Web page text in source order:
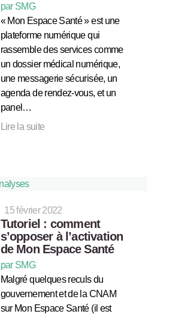
par SMG
« Mon Espace Santé » est une
plateforme numérique qui
rassemble des services comme
un dossier médical numérique,
une messagerie sécurisée, un
agenda de rendez-vous, et un
panel…
Lire la suite
15 février 2022
Tutoriel : comment
s’opposer à l’activation
de Mon Espace Santé
par SMG
Malgré quelques reculs du
gouvernement et de la CNAM
sur Mon Espace Santé (il est